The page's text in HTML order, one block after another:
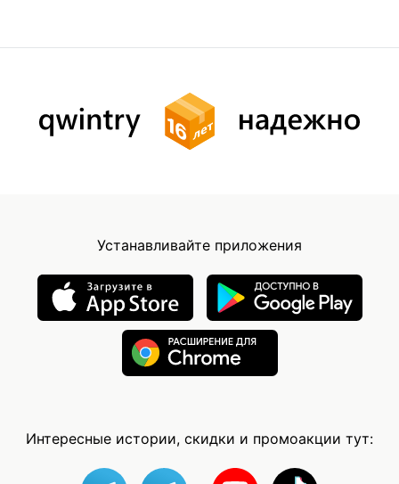
Устанавливайте приложения
Интересные истории, скидки и промоакции тут: